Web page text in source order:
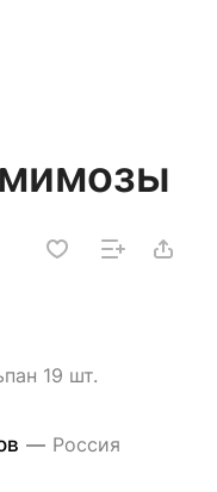
19 шт.
— Россия